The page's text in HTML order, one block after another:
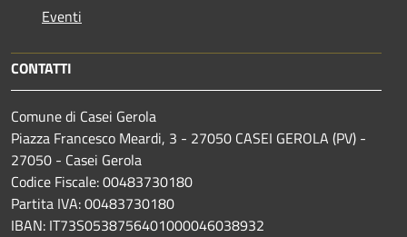
Eventi
CONTATTI
Comune di Casei Gerola
Piazza Francesco Meardi, 3 - 27050 CASEI GEROLA (PV) -
27050 - Casei Gerola
Codice Fiscale: 00483730180
Partita IVA: 00483730180
IBAN: IT73S0538756401000046038932